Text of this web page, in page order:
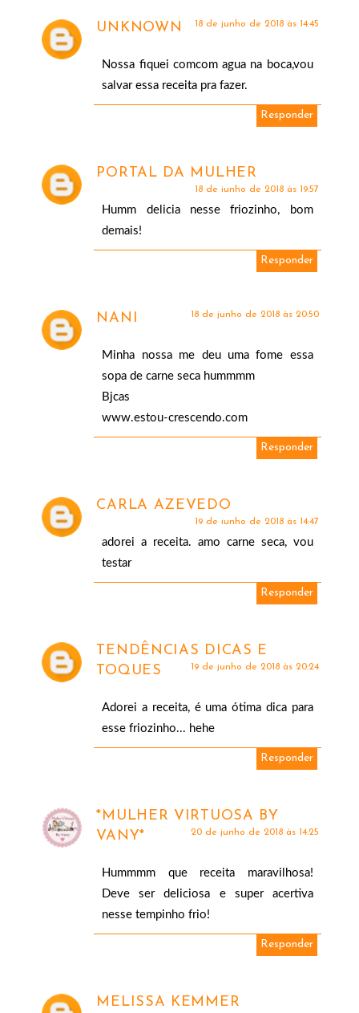
UNKNOWN 18 de junho de 2018 às 14:45
Nossa fiquei comcom agua na boca,vou
salvar essa receita pra fazer.
Responder
PORTAL DA MULHER
18 de junho de 2018 às 19:57
Humm delicia nesse friozinho, bom
demais!
Responder
NANI 18 de junho de 2018 às 20:50
Minha nossa me deu uma fome essa
sopa de carne seca hummmm
Bjcas
www.estou-crescendo.com
Responder
CARLA AZEVEDO
19 de junho de 2018 às 14:47
adorei a receita. amo carne seca, vou
testar
Responder
TENDÊNCIAS DICAS E
TOQUES
19 de junho de 2018 às 20:24
Adorei a receita, é uma ótima dica para
esse friozinho... hehe
Responder
*MULHER VIRTUOSA BY
VANY*
20 de junho de 2018 às 14:25
Hummmm que receita maravilhosa!
Deve ser deliciosa e super acertiva
nesse tempinho frio!
Responder
MELISSA KEMMER